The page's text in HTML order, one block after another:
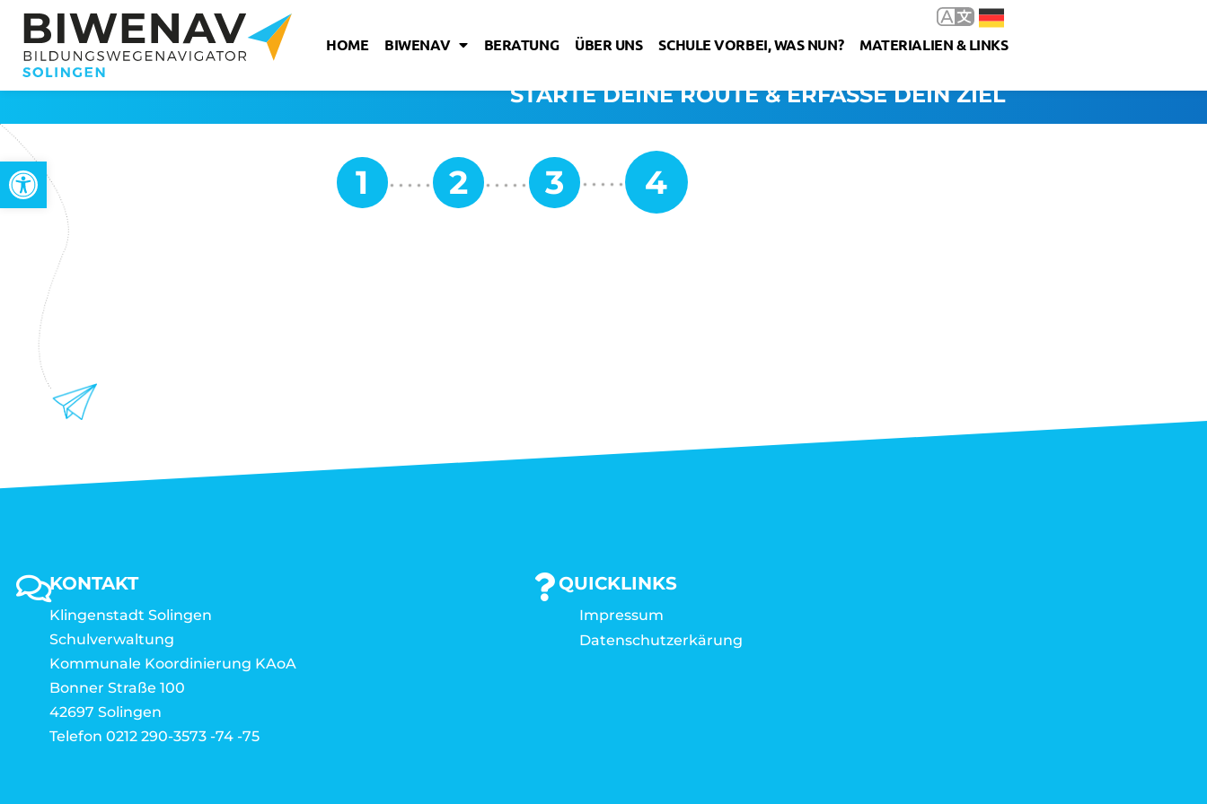
Werkzeugleiste öffnen
HOME BIWENAV BERATUNG ÜBER UNS SCHULE VORBEI, WAS NUN? MATERIALIEN & LINKS
STARTE DEINE ROUTE & ERFASSE DEIN ZIEL
KONTAKT
Klingenstadt Solingen
Schulverwaltung
Kommunale Koordinierung KAoA
Bonner Straße 100
42697 Solingen
Telefon 0212 290-3573 -74 -75
QUICKLINKS
Impressum
Datenschutzerkärung